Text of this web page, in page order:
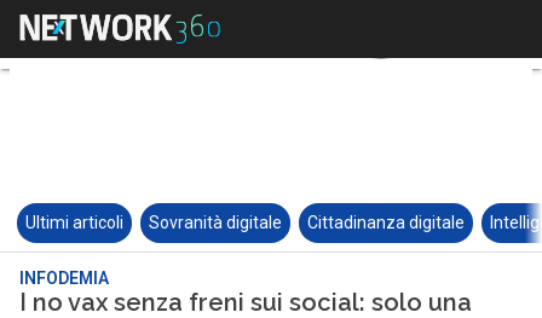
Ultimi articoli Sovranità digitale Cittadinanza digitale
INFODEMIA
I no vax senza freni sui social: solo una